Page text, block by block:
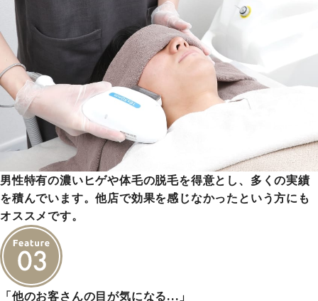
男性特有の濃いヒゲや体毛の脱毛を得意とし、多くの実績
を積んでいます。他店で効果を感じなかったという方にも
オススメです。
「他のお客さんの目が気になる…」